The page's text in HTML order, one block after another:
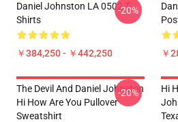
Daniel Johnston LA 0502 T-
Shirts
￥384,250 - ￥442,250
-20%
￥
The Devil And Daniel Johnston
Hi How Are You Pullover
Sweatshirt
-20%
Hi